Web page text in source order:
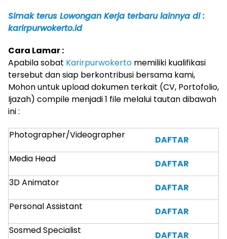
Simak terus Lowongan Kerja terbaru lainnya di :
karirpurwokerto.id
Cara Lamar :
Apabila sobat Karirpurwokerto memiliki kualifikasi
tersebut dan siap berkontribusi bersama kami,
Mohon untuk upload dokumen terkait (CV, Portofolio,
Ijazah) compile menjadi 1 file melalui tautan dibawah
ini :
Photographer/Videographer
DAFTAR
Media Head
DAFTAR
3D Animator
DAFTAR
Personal Assistant
DAFTAR
Sosmed Specialist
DAFTAR